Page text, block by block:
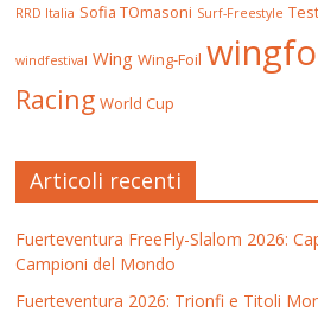
RRD Italia Sofia TOmasoni Surf-Freestyle
windfestival Wing Wing-Foil
Racing World Cup
Articoli recenti
Fuerteventura FreeFly-Slalom 2026:
Campioni del Mondo
Fuerteventura 2026: Trionfi e Titoli